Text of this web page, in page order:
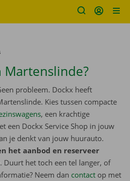
probleem. Dockx heeft
Kies tussen compacte
, een krachtige
een Dockx Service Shop in jouw
je denkt van jouw huurauto.
het aanbod en reserveer
. Duurt het toch een tel langer, of
Neem dan contact op met